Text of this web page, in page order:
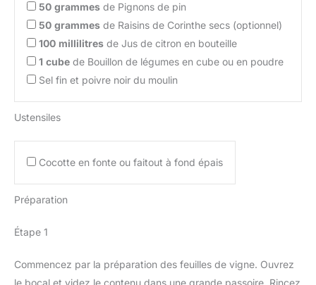
50 grammes de Pignons de pin
50 grammes de Raisins de Corinthe secs (optionnel)
100 millilitres de Jus de citron en bouteille
1 cube de Bouillon de légumes en cube ou en poudre
Sel fin et poivre noir du moulin
Ustensiles
Cocotte en fonte ou faitout à fond épais
Préparation
Étape 1
Commencez par la préparation des feuilles de vigne. Ouvrez
le bocal et videz le contenu dans une grande passoire. Rincez